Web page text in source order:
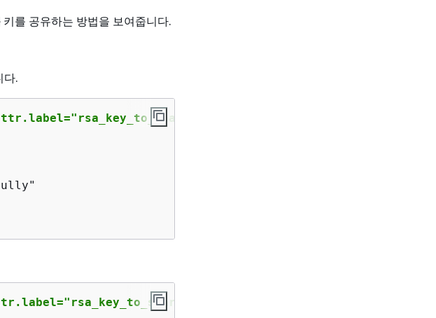
키를 공유하는 방법을 보여줍니다.
다.
attr.class=private-key --
attr.class=private-key --verbose